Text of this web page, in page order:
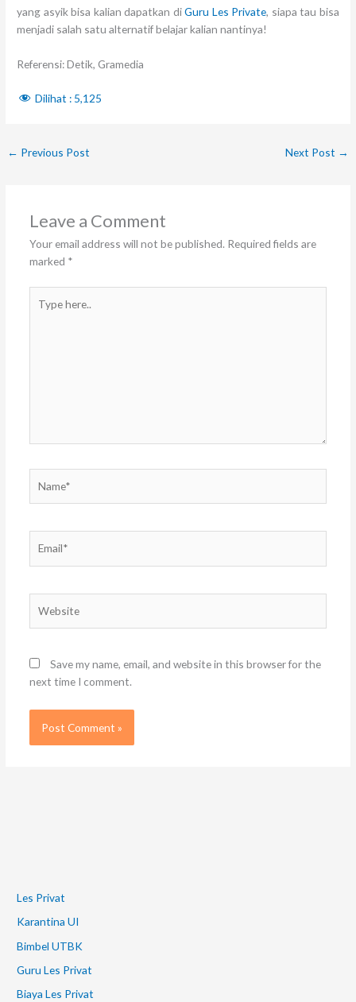
yang asyik bisa kalian dapatkan diGuru Les Private, siapa tau bisa
menjadi salah satu alternatif belajar kalian nantinya!
Referensi: Detik, Gramedia
Dilihat : 5,125
← Previous Post Next Post →
Leave a Comment
Your email address will not be published. Required fields are
marked *
here..
Save my name, email, and website in this browser for the
next time I comment.
Les Privat
Karantina UI
Bimbel UTBK
Guru Les Privat
Biaya Les Privat